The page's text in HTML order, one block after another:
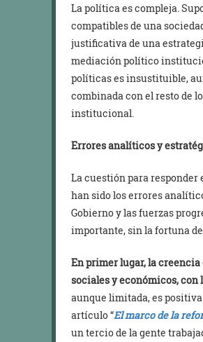
La política es compleja.
compatibles de una
justificativa de una
mediación político
políticas es insustituible,
combinada con el resto de
institucional.
Errores analíticos y
La cuestión para responder
han sido los errores
Gobierno y las fuerzas
importante, sin la fortuna
En primer lugar, la
sociales y económicos,
aunque limitada, es
artículo “El marco de la
un tercio de la gente